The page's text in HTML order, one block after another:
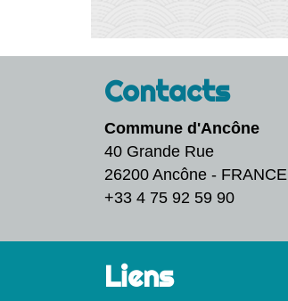
Contacts
Commune d'Ancône
40 Grande Rue
26200 Ancône - FRANCE
+33 4 75 92 59 90
Liens